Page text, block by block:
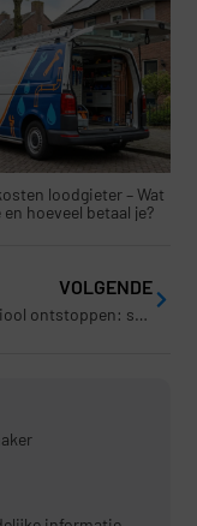
loodgieter – Wat
en hoeveel betaal je?
VOLGENDE
Riool ontstoppen: snelle hulp bij verstoppingen in huis